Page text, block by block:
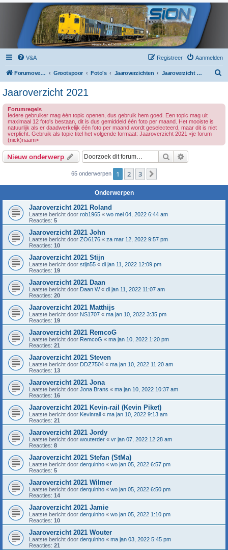
V&A Aanmelden
Registreer
Forumoverzicht Grootspoor Foto's Jaaroverzichten Jaaroverzicht 2021
Jaaroverzicht 2021
Forumregels
Iedere gebruiker mag één topic openen, dus gebruik hem goed. Een topic mag uit
maximaal 12 foto's bestaan, dit is dus gemiddeld één foto per maand. Het mooiste is
natuurlijk als er daadwerkelijk één foto per maand wordt geselecteerd, maar dit is niet
verplicht. Gebruik als topic titel het volgende formaat: Jaaroverzicht 2021 <je forum
(nick)naam>
Nieuw onderwerp Zoek
65 onderwerpen 1 2 3
Onderwerpen
Jaaroverzicht 2021 Roland
Laatste bericht door rob1965 « wo mei 04, 2022 6:44 am
Reacties: 5
Jaaroverzicht 2021 John
Laatste bericht door ZO6176 « za mar 12, 2022 9:57 pm
Reacties: 10
Jaaroverzicht 2021 Stijn
Laatste bericht door stijn55 « di jan 11, 2022 12:09 pm
Reacties: 19
Jaaroverzicht 2021 Daan
Laatste bericht door Daan W« di jan 11, 2022 11:07 am
Reacties: 20
Jaaroverzicht 2021 Matthijs
Laatste bericht door NS1707 « ma jan 10, 2022 3:35 pm
Reacties: 19
Jaaroverzicht 2021 RemcoG
Laatste bericht door RemcoG « ma jan 10, 2022 1:20 pm
Reacties: 21
Jaaroverzicht 2021 Steven
Laatste bericht door DDZ7504 « ma jan 10, 2022 11:20 am
Reacties: 13
Jaaroverzicht 2021 Jona
Laatste bericht door Jona Brans « ma jan 10, 2022 10:37 am
Reacties: 16
Jaaroverzicht 2021 Kevin-rail (Kevin Piket)
Laatste bericht door Kevinrail « ma jan 10, 2022 9:13 am
Reacties: 21
Jaaroverzicht 2021 Jordy
Laatste bericht door wouterder « vr jan 07, 2022 12:28 am
Reacties: 8
Jaaroverzicht 2021 Stefan (StMa)
Laatste bericht door derquinho « wo jan 05, 2022 6:57 pm
Reacties: 5
Jaaroverzicht 2021 Wilmer
Laatste bericht door derquinho « wo jan 05, 2022 6:50 pm
Reacties: 14
Jaaroverzicht 2021 Jamie
Laatste bericht door derquinho « wo jan 05, 2022 1:10 pm
Reacties: 10
Jaaroverzicht 2021 Wouter
Laatste bericht door derquinho « ma jan 03, 2022 5:45 pm
Reacties: 21